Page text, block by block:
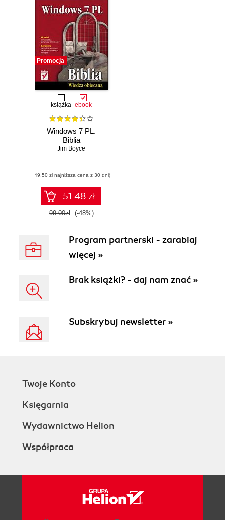
Promocja
książka ebook
Windows 7 PL.
Biblia
Jim Boyce
(49,50 zł najniższa cena z 30 dni)
51.48 zł
99.00zł (-48%)
Program partnerski - zarabiaj
więcej »
Brak książki? - daj nam znać »
Subskrybuj newsletter »
Twoje Konto
Księgarnia
Wydawnictwo Helion
Współpraca